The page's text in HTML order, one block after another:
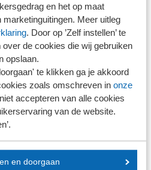
en het op maat
Meer uitleg
. Door op ’Zelf instellen’ te
de cookies die wij gebruiken
opslaan.
te klikken ga je akkoord
zoals omschreven in onze
accepteren van alle cookies
van de website.
en doorgaan